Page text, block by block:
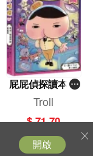
屁屁偵探讀本(1
3)－－對決！怪
篇）
Troll
$ 71.70
開啟